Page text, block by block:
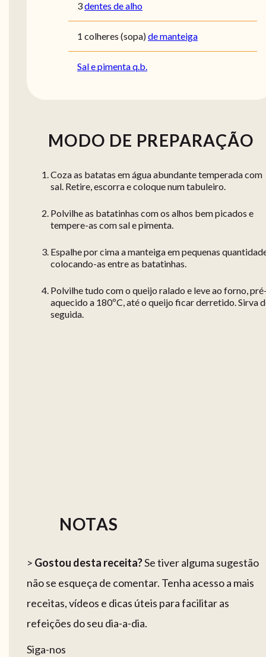
3dentes de alho
1 colheres (sopa)de manteiga
Sal e pimenta q.b.
MODO DE PREPARAÇÃO
Coza as batatas em água abundante temperada com
sal. Retire, escorra e coloque num tabuleiro.
Polvilhe as batatinhas com os alhos bem picados e
tempere-as com sal e pimenta.
Espalhe por cima a manteiga em pequenas
colocando-as entre as batatinhas.
Polvilhe tudo com o queijo ralado e leve ao forno,
aquecido a 180ºC, até o queijo ficar derretido. Sirva
seguida.
NOTAS
> Gostou desta receita?Se tiver alguma sugestão
não se esqueça de comentar. Tenha acesso a mais
receitas, vídeos e dicas úteis para facilitar as
refeições do seu dia-a-dia.
Siga-nos